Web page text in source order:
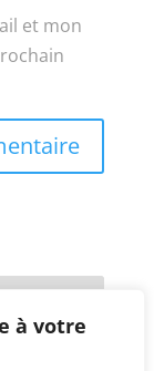
à votre
et mon